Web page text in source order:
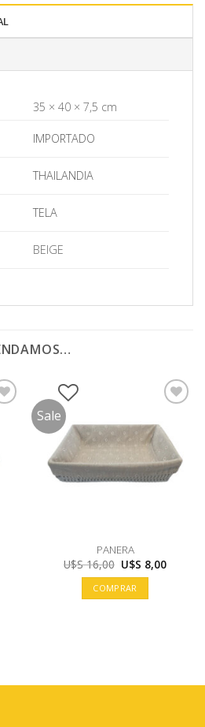
35 × 40 × 7,5 cm
IMPORTADO
THAILANDIA
TELA
BEIGE
Sale
PANERA
U$S16,00 El
precio
original
era:
U$S
U$S 8,00El
COMPRAR